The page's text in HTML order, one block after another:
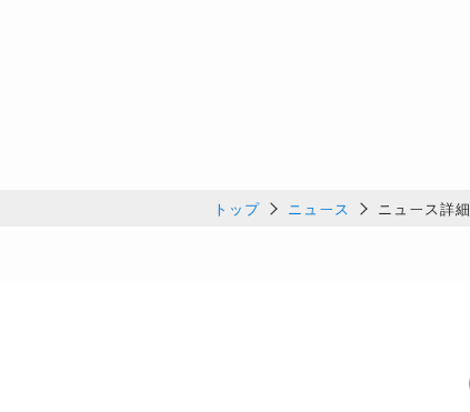
トップ ニュース ニュース詳細